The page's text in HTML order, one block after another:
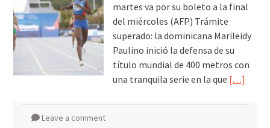
martes va por su boleto a la final
del miércoles (AFP) Trámite
superado: la dominicana Marileidy
Paulino inició la defensa de su
título mundial de 400 metros con
una tranquila serie en la que […]
Leave a comment